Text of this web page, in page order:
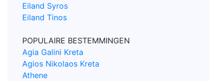
Eiland Syros
Eiland Tinos
POPULAIRE BESTEMMINGEN
Agia Galini Kreta
Agios Nikolaos Kreta
Athene